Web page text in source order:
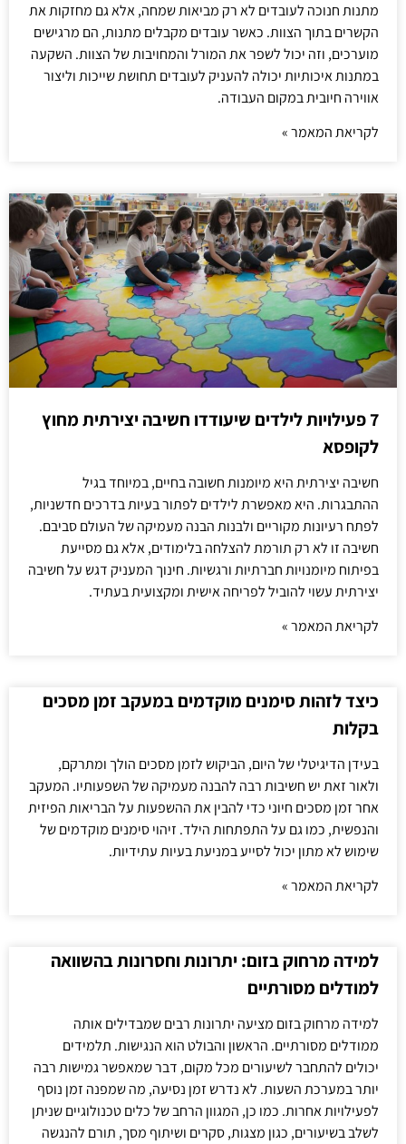
מתנות חנוכה לעובדים לא רק מביאות שמחה, אלא גם מחזקות את
הקשרים בתוך הצוות. כאשר עובדים מקבלים מתנות, הם מרגישים
מוערכים, וזה יכול לשפר את המורל והמחויבות של הצוות. השקעה
במתנות איכותיות יכולה להעניק לעובדים תחושת שייכות וליצור
אווירה חיובית במקום העבודה.
לקריאת המאמר »
7 פעילויות לילדים שיעודדו חשיבה יצירתית מחוץ
לקופסא
חשיבה יצירתית היא מיומנות חשובה בחיים, במיוחד בגיל
ההתבגרות. היא מאפשרת לילדים לפתור בעיות בדרכים חדשניות,
לפתח רעיונות מקוריים ולבנות הבנה מעמיקה של העולם סביבם.
חשיבה זו לא רק תורמת להצלחה בלימודים, אלא גם מסייעת
בפיתוח מיומנויות חברתיות ורגשיות. חינוך המעניק דגש על חשיבה
יצירתית עשוי להוביל לפריחה אישית ומקצועית בעתיד.
לקריאת המאמר »
כיצד לזהות סימנים מוקדמים במעקב זמן מסכים
בקלות
בעידן הדיגיטלי של היום, הביקוש לזמן מסכים הולך ומתרקם,
ולאור זאת יש חשיבות רבה להבנה מעמיקה של השפעותיו. המעקב
אחר זמן מסכים חיוני כדי להבין את ההשפעות על הבריאות הפיזית
והנפשית, כמו גם על התפתחות הילד. זיהוי סימנים מוקדמים של
שימוש לא מתון יכול לסייע במניעת בעיות עתידיות.
לקריאת המאמר »
למידה מרחוק בזום: יתרונות וחסרונות בהשוואה
למודלים מסורתיים
למידה מרחוק בזום מציעה יתרונות רבים שמבדילים אותה
ממודלים מסורתיים. הראשון והבולט הוא הנגישות. תלמידים
יכולים להתחבר לשיעורים מכל מקום, דבר שמאפשר גמישות רבה
יותר במערכת השעות. לא נדרש זמן נסיעה, מה שמפנה זמן נוסף
לפעילויות אחרות. כמו כן, המגוון הרחב של כלים טכנולוגיים שניתן
לשלב בשיעורים, כגון מצגות, סקרים ושיתוף מסך, תורם להנגשה